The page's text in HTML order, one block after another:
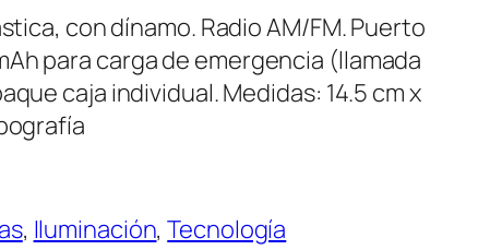
con dínamo. Radio AM/FM. Puerto
para carga de emergencia (llamada
caja individual. Medidas: 14.5 cm x
, Iluminación, Tecnología